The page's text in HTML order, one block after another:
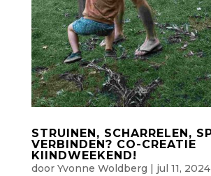
STRUINEN, SCHARRELEN,
VERBINDEN? CO-CREATIE
KIINDWEEKEND!
door Yvonne Woldberg jul 11, 2024|